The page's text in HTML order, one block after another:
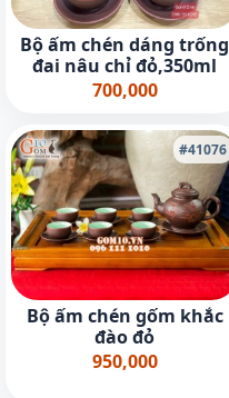
Bộ ấm chén dáng trống
đai nâu chỉ đỏ,350ml
700,000
#41076
Bộ ấm chén gốm khắc
đào đỏ
950,000